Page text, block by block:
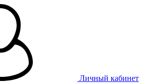
Личный кабинет